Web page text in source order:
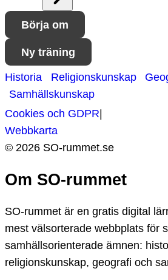
Börja om
Ny träning
Historia Religionskunskap
Samhällskunskap
Cookies och GDPR
Webbkarta
© 2026 SO-rummet.se
Om SO-rummet
SO-rummet är en gratis digital
mest välsorterade webbplats för
samhällsorienterade ämnen:
religionskunskap, geografi och